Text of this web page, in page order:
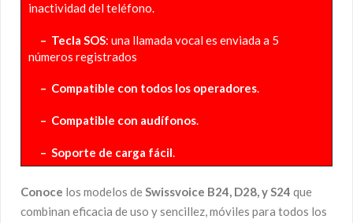
inactividad del teléfono.
– Tecla SOS: una llamada vocal es enviada a 5
números registrados
– Compatible con todos los operadores.
– Compatible con audífonos.
– Soporte de carga fácil.
Conoce los modelos deSwissvoice B24, D28, y S24 que
combinan eficacia de uso y sencillez, móviles para todos los